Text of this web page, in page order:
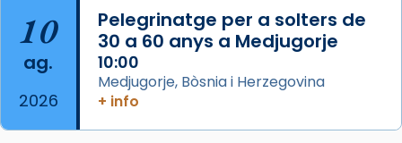
duració aproximada de tres hores. Després,
processó (recuperada el 1972) al voltant
del temple amb les relíquies de les santes.
Des de 1985 hi participa també un grup de
diablesses amb música i ball propis. Festa
gran a Mataró.
10
ag.
2026
Pelegrinatge per a solters de
30 a 60 anys a Medjugorje
10:00
Medjugorje, Bòsnia i Herzegovina
+ info